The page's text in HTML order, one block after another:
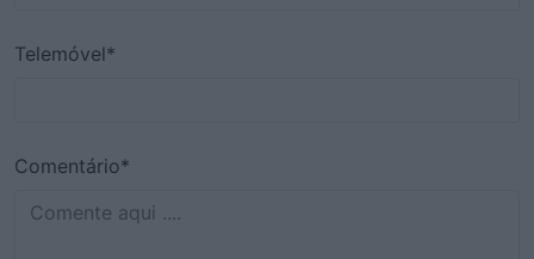
Telemóvel*
Comentário*